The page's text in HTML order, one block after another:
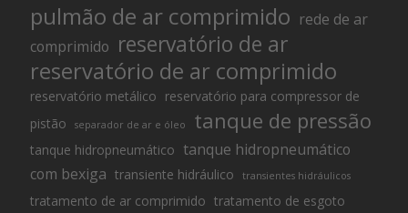
pulmão de ar comprimido rede de ar
comprimido reservatório de ar
reservatório de ar comprimido
reservatório metálico reservatório para compressor de
pistão
separador de ar e óleo tanque de pressão
tanque hidropneumático tanque hidropneumático
com bexiga transiente hidráulico transientes hidráulicos
tratamento de ar comprimido tratamento de esgoto